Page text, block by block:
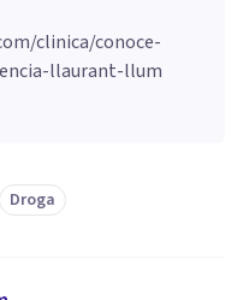
clinica/conoce-
llaurant-llum
Droga